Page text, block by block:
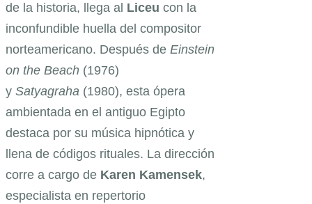
de la historia, llega al Liceu con la
inconfundible huella del compositor
norteamericano. Después de Einstein
on the Beach (1976)
y Satyagraha (1980), esta ópera
ambientada en el antiguo Egipto
destaca por su música hipnótica y
llena de códigos rituales. La dirección
corre a cargo de Karen Kamensek,
especialista en repertorio